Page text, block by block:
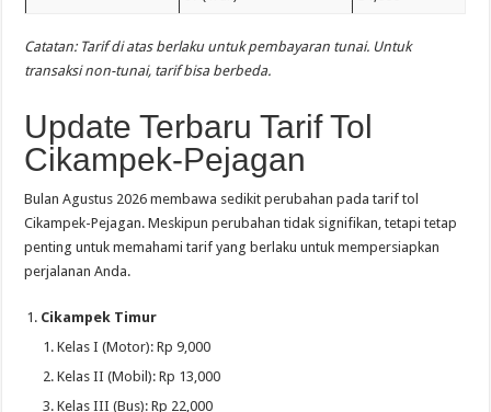
Catatan: Tarif di atas berlaku untuk pembayaran tunai. Untuk
transaksi non-tunai, tarif bisa berbeda.
Update Terbaru Tarif Tol
Cikampek-Pejagan
Bulan Agustus 2026 membawa sedikit perubahan pada tarif tol
Cikampek-Pejagan. Meskipun perubahan tidak signifikan, tetapi tetap
penting untuk memahami tarif yang berlaku untuk mempersiapkan
perjalanan Anda.
Cikampek Timur
Kelas I (Motor): Rp 9,000
Kelas II (Mobil): Rp 13,000
Kelas III (Bus): Rp 22,000